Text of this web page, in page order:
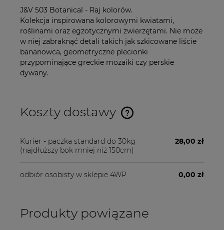
J&V 503 Botanical - Raj kolorów.
Kolekcja inspirowana kolorowymi kwiatami,
roślinami oraz egzotycznymi zwierzętami. Nie może
w niej zabraknąć detali takich jak szkicowane liście
bananowca, geometryczne plecionki
przypominające greckie mozaiki czy perskie
dywany.
Koszty dostawy
Cena nie zawiera ewentualnych kosztów płatności
Kurier - paczka standard do 30kg
(najdłuższy bok mniej niż 150cm)
28,00 zł
odbiór osobisty w sklepie 4WP 0,00 zł
Produkty powiązane